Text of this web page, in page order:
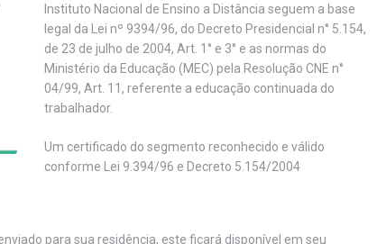
Instituto Nacional de Ensino a Distância seguem a base
legal da Lei nº 9394/96, do Decreto Presidencial n° 5.154,
de 23 de julho de 2004, Art. 1° e 3° e as normas do
Ministério da Educação (MEC) pela Resolução CNE n°
04/99, Art. 11, referente a educação continuada do
trabalhador.
Um certificado do segmento reconhecido e válido
conforme Lei 9.394/96 e Decreto 5.154/2004
para sua residência, este ficará disponível em seu